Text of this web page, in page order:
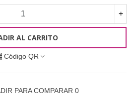
+
AL CARRITO
Código QR
PARA COMPARAR 0